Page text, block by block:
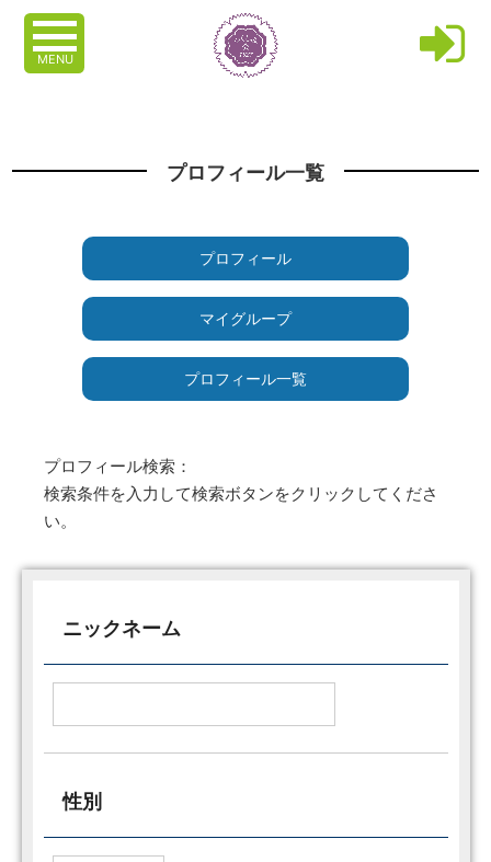
MENU
プロフィール一覧
プロフィール
マイグループ
プロフィール一覧
プロフィール検索：
検索条件を入力して検索ボタンをクリックしてくださ
い。
ニックネーム
性別